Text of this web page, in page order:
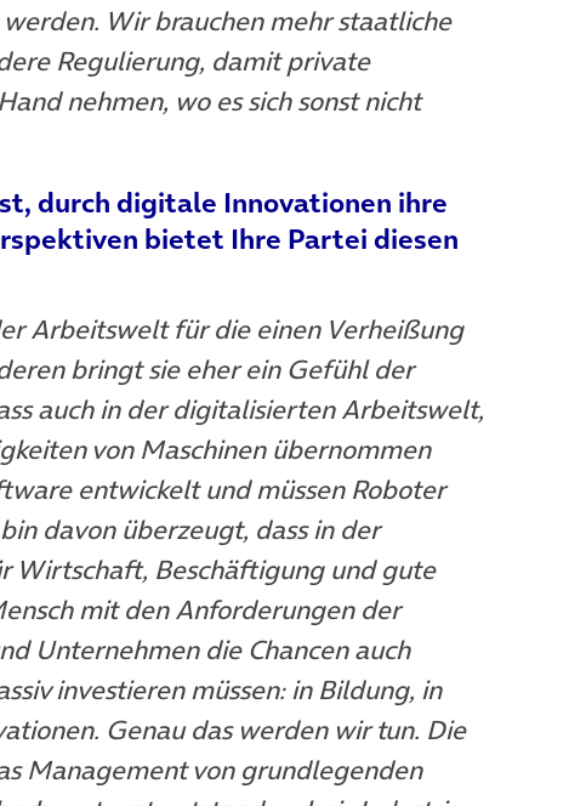
Wir brauchen mehr staatliche
Regulierung, damit private
nehmen, wo es sich sonst nicht
durch digitale Innovationen ihre
bietet Ihre Partei diesen
Arbeitswelt für die einen Verheißung
bringt sie eher ein Gefühl der
auch in der digitalisierten Arbeitswelt,
von Maschinen übernommen
entwickelt und müssen Roboter
davon überzeugt, dass in der
Wirtschaft, Beschäftigung und gute
mit den Anforderungen der
Unternehmen die Chancen auch
investieren müssen: in Bildung, in
Genau das werden wir tun. Die
Management von grundlegenden